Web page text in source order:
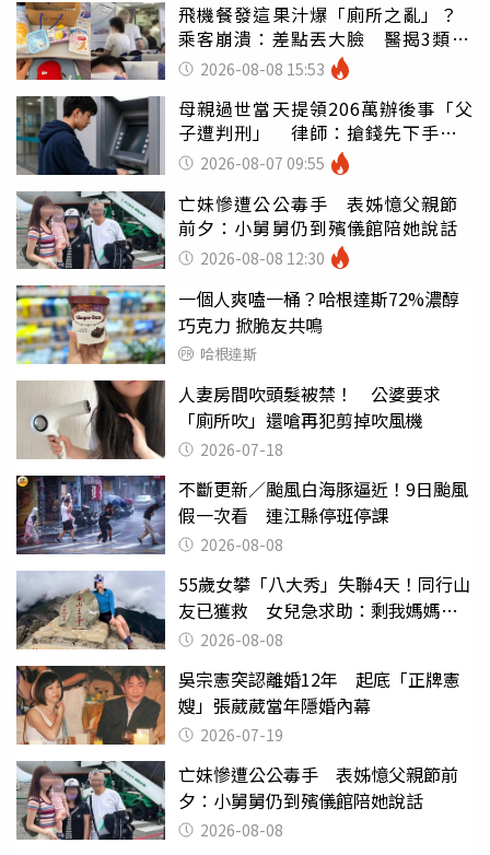
飛機餐發這果汁爆「廁所之亂」？
乘客崩潰：差點丟大臉 醫揭3類人
別亂喝
2026-08-08 15:53
母親過世當天提領206萬辦後事「父
子遭判刑」 律師：搶錢先下手是
罪 2026-08-07 09:55
亡妹慘遭公公毒手 表姊憶父親節
前夕：小舅舅仍到殯儀館陪她說話
2026-08-08 12:30
一個人爽嗑一桶？哈根達斯72%濃醇
巧克力 掀脆友共鳴
哈根達斯
人妻房間吹頭髮被禁！ 公婆要求
「廁所吹」還嗆再犯剪掉吹風機
2026-07-18
不斷更新／颱風白海豚逼近！9日颱風
假一次看 連江縣停班停課
2026-08-08
55歲女攀「八大秀」失聯4天！同行山
友已獲救 女兒急求助：剩我媽媽還
沒找到
2026-08-08
吳宗憲突認離婚12年 起底「正牌憲
嫂」張葳葳當年隱婚內幕
2026-07-19
亡妹慘遭公公毒手 表姊憶父親節前
夕：小舅舅仍到殯儀館陪她說話
2026-08-08